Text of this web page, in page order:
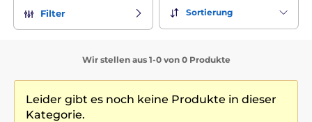
Filter Sortierung
Wir stellen aus 1-0 von 0 Produkte
Leider gibt es noch keine Produkte in dieser
Kategorie.